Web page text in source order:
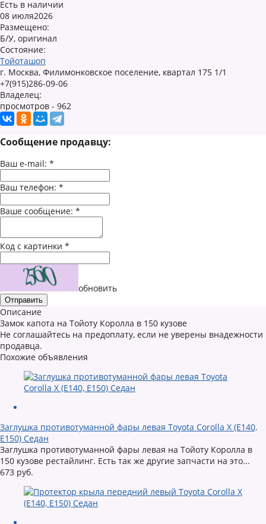
Есть в наличии
08 июля2026
Размещено:
Б/У, оригинал
Состояние:
Тойоташоп
г. Москва, Филимонковское поселение, квартал 175 1/1
+7(915)286-09-06
Владелец:
просмотров - 962
Сообщение продавцу:
Ваш e-mail: *
Ваш телефон: *
Ваше сообщение: *
Код с картинки *
обновить
Описание
Замок капота на Тойоту Королла в 150 кузове
Не соглашайтесь на предоплату, если не уверены внадежности
продавца.
Похожие объявления
Заглушка противотуманной фары левая Toyota Corolla X (E140,
E150) Седан
Заглушка противотуманной фары левая на Тойоту Королла в
150 кузове рестайлинг. Есть так же другие запчасти на это...
673 руб.